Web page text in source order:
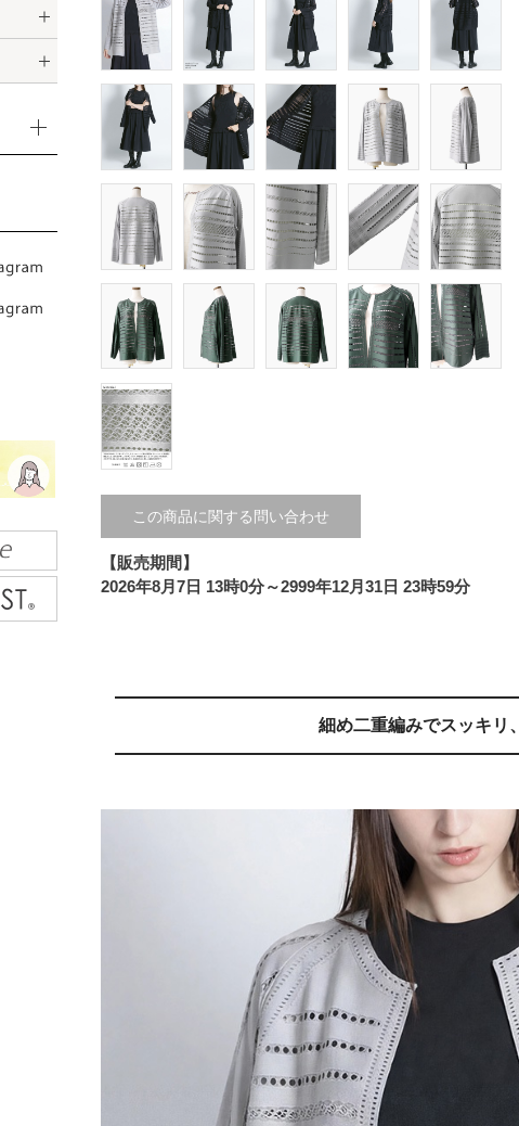
この商品に関する問い合わせ
【販売期間】
2026年8月7日 13時0分～2999年12月31日 23時59分
細め二重編みでスッキリ、